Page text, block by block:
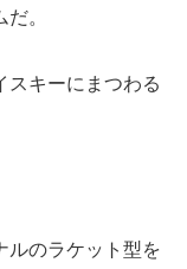
。
キーにまつわる
ルのラケット型を